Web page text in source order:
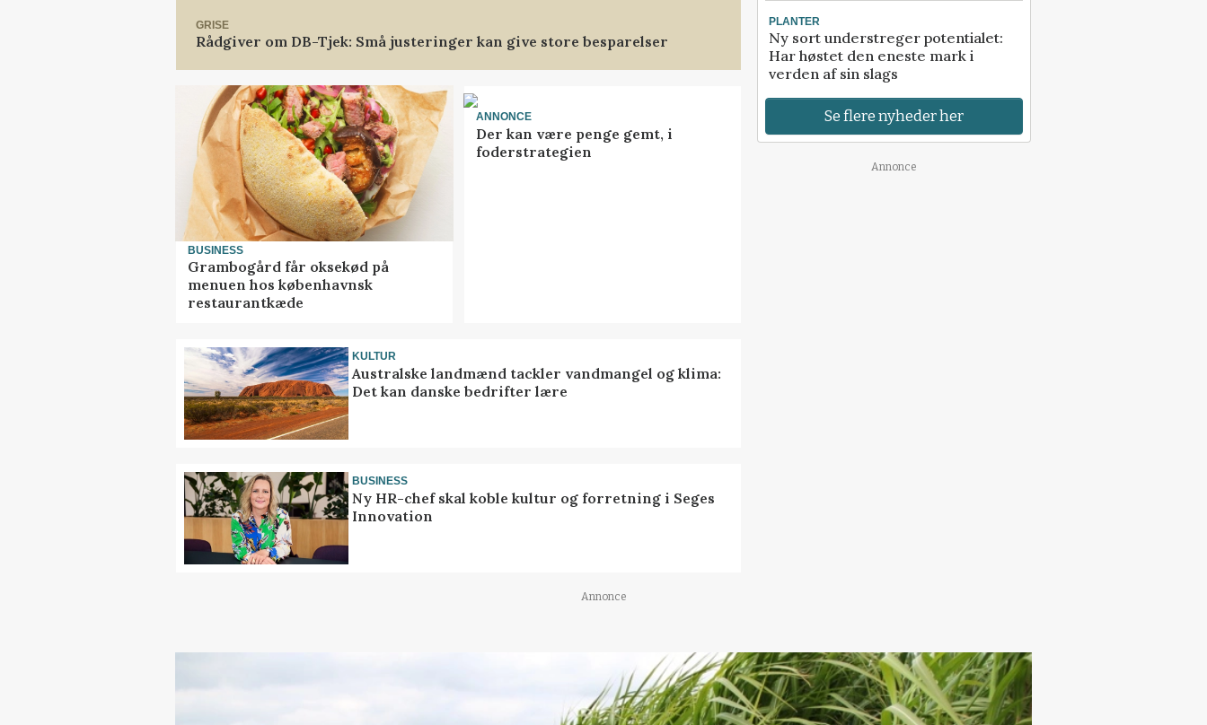
GRISE
Rådgiver om DB-Tjek: Små justeringer kan give store besparelser
BUSINESS
Grambogård får oksekød på
menuen hos københavnsk
restaurantkæde
ANNONCE
Der kan være penge gemt, i
foderstrategien
KULTUR
Australske landmænd tackler vandmangel og klima:
Det kan danske bedrifter lære
BUSINESS
Ny HR-chef skal koble kultur og forretning i Seges
Innovation
PLANTER
Ny sort understreger potentialet:
Har høstet den eneste mark i
verden af sin slags
Se flere nyheder her
Annonce
Annonce